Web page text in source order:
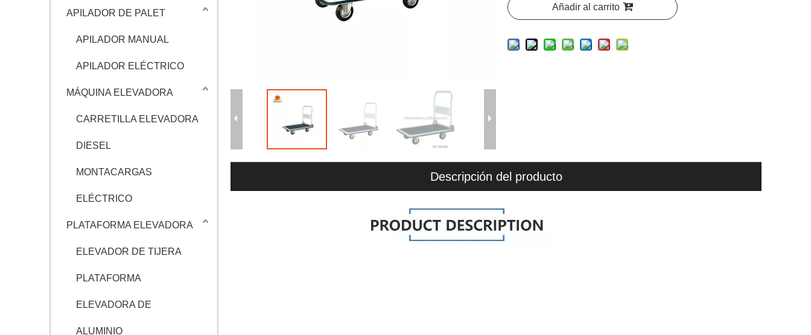
APILADOR DE PALET
APILADOR MANUAL
APILADOR ELÉCTRICO
MÁQUINA ELEVADORA
CARRETILLA ELEVADORA
DIESEL
MONTACARGAS
ELÉCTRICO
PLATAFORMA ELEVADORA
ELEVADOR DE TIJERA
PLATAFORMA
ELEVADORA DE
ALUMINIO
Añadir al carrito
Descripción del producto